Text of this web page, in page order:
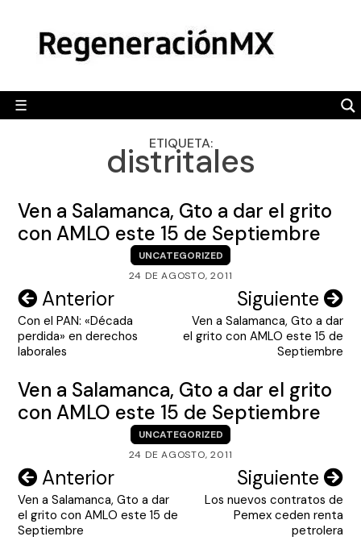
content
☰
POLÍTICA
CAMALEÓN
OPINIÓN
ENGLISH SECTION
VIDEOS
ETIQUETA:
distritales
Ven a Salamanca, Gto a dar el grito
con AMLO este 15 de Septiembre
UNCATEGORIZED
24 DE AGOSTO, 2011
Navegación
de
entradas
Anterior
Con el PAN: «Década
perdida» en derechos
laborales
Siguiente
Ven a Salamanca, Gto a dar
el grito con AMLO este 15 de
Septiembre
Ven a Salamanca, Gto a dar el grito
con AMLO este 15 de Septiembre
UNCATEGORIZED
24 DE AGOSTO, 2011
Navegación
de
entradas
Anterior
Ven a Salamanca, Gto a dar
el grito con AMLO este 15 de
Septiembre
Siguiente
Los nuevos contratos de
Pemex ceden renta
petrolera